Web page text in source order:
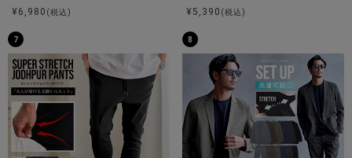
¥ 6,980 (税込)
¥ 5,390 (税込)
7 8